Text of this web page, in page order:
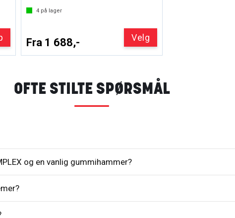
4 på lager
Fra 1 688,- Velg
OFTE STILTE SPØRSMÅL
og en vanlig gummihammer?